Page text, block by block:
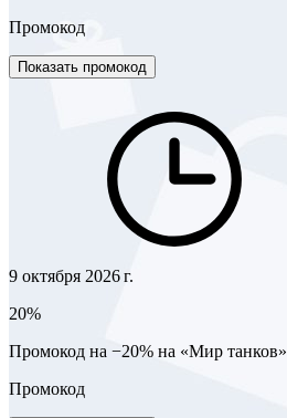
Промокод
Показать промокод
9 октября 2026 г.
20%
Промокод на −20% на «Мир танков»
Промокод